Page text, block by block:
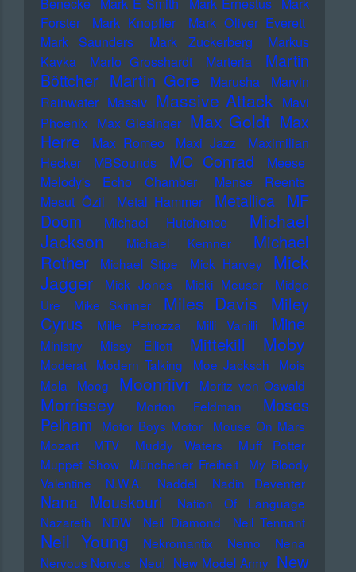
Forster
Mark Knopfler
Mark Oliver Everett
Mark Saunders
Mark Zuckerberg
Markus
Kavka
Marlo Grosshardt Marteria
Martin
Böttcher Martin Gore Marusha
Marvin
Rainwater Massiv Massive Attack Mavi
Phoenix Max Giesinger Max Goldt Max
Herre
Max Romeo Maxi Jazz
Maximilian
Hecker
MBSounds MC Conrad
Meese
Melody's Echo Chamber
Mense Reents
Mesut Özil
Metal Hammer Metallica MF
Doom
Michael Hutchence
Michael
Jackson
Michael Kemner
Michael
Rother
Michael Stipe Mick Harvey
Mick
Jagger
Mick Jones Micki Meuser
Midge
Ure
Mike Skinner Miles Davis
Miley
Cyrus
Mille Petrozza Milli Vanilli Mine
Ministry Missy Elliott Mittekill Moby
Moderat Modern Talking Moe Jacksch
Mois
Mola
Moog Moonriivr Moritz von Oswald
Morrissey Morton Feldman
Moses
Pelham
Motor Boys Motor
Mouse On Mars
Mozart
MTV Muddy Waters
Muff Potter
Muppet Show
Münchener Freiheit
My Bloody
Valentine
N.W.A. Naddel Nadin Deventer
Nana Mouskouri
Nation Of Language
Nazareth
NDW Neil Diamond Neil Tennant
Neil Young Nekromantix Nemo
Nena
Nervous Norvus Neu! New Model Army New